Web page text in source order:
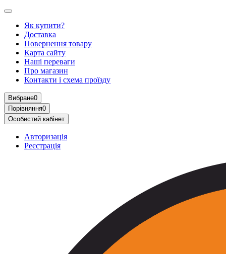
Як купити?
Доставка
Повернення товару
Карта сайту
Наші переваги
Про магазин
Контакти і схема проїзду
Вибране0
Порівняння0
Особистий кабінет
Авторизація
Реєстрація